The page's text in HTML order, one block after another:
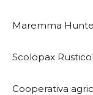
Maremma
Scolopax
Cooperativa